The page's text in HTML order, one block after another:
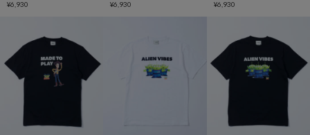
¥6,930
¥6,930
¥6,930